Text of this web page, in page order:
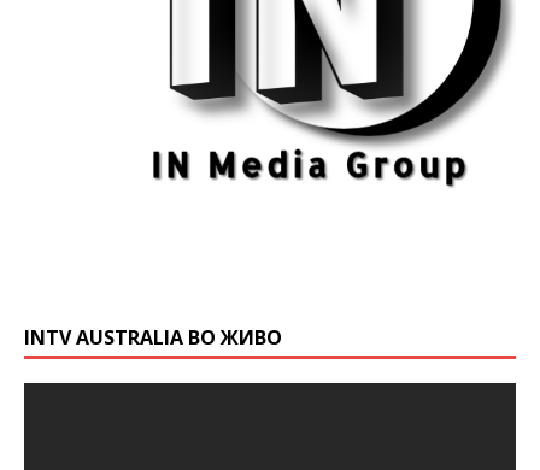
INTV AUSTRALIA ВО ЖИВО